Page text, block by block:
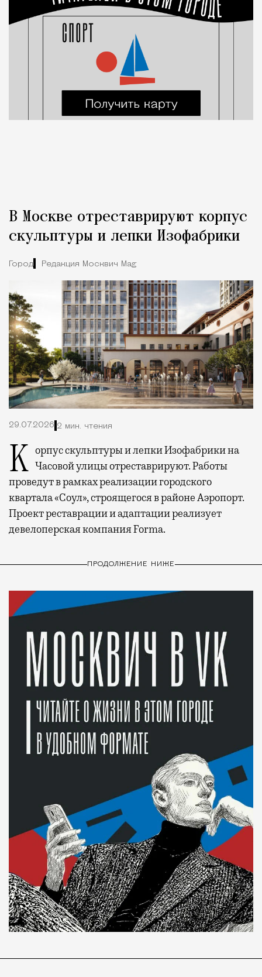
В Москве отреставрируют корпус
скульптуры и лепки Изофабрики
Город Редакция Москвич Mag
29.07.2026 2 мин. чтения
Корпус скульптуры и лепки Изофабрики на Часовой улицы отреставрируют. Работы
проведут в рамках реализации городского
квартала «Соул», строящегося в районе Аэропорт.
Проект реставрации и адаптации реализует
девелоперская компания Forma.
ПРОДОЛЖЕНИЕ НИЖЕ